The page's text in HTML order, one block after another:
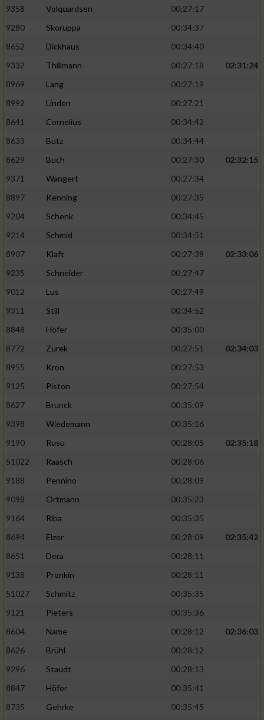
9358
Volquardsen
00:27:17
9280
Skoruppa
00:34:37
8652
Dickhaus
00:34:40
9332
Thillmann 00:27:18
02:31:24
8969
Lang
00:27:19
8992
Linden
00:27:21
8641
Cornelius
00:34:42
8633
Butz
00:34:44
8629
Buch 00:27:30
02:32:15
9371
Wangert
00:27:34
8897
Kenning
00:27:35
9204
Schenk
00:34:45
9214
Schmid
00:34:51
8907
Klaft 00:27:38
02:33:06
9235
Schneider
00:27:47
9012
Lus
00:27:49
9311
Still
00:34:52
8848
Höfer
00:35:00
8772
Zurek 00:27:51
02:34:03
8955
Kron
00:27:53
9125
Piston
00:27:54
8627
Brunck
00:35:09
9398
Wiedemann
00:35:16
9190
Rusu 00:28:05
02:35:18
51022
Raasch
00:28:06
9188
Pennino
00:28:09
9098
Ortmann
00:35:23
9164
Riba
00:35:35
8694
Elzer 00:28:09
02:35:42
8651
Dera
00:28:11
9138
Pronkin
00:28:11
51027
Schmitz
00:35:35
9121
Pieters
00:35:36
8604
Name 00:28:12
02:36:03
8626
Brühl
00:28:12
9296
Staudt
00:28:13
8847
Höfer
00:35:41
8735
Gehrke
00:35:45